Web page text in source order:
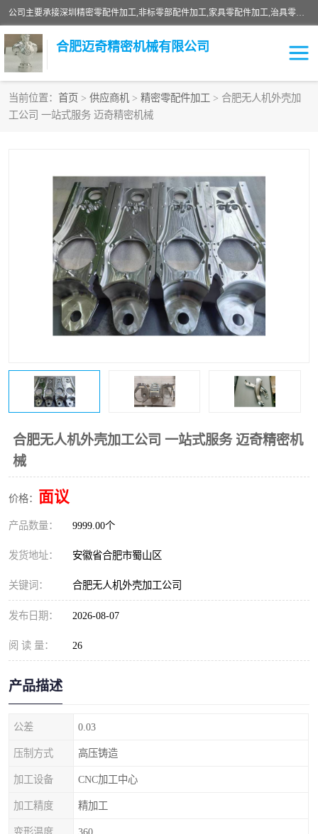
公司主要承接深圳精密零配件加工,非标零部配件加工,家具零配件加工,治具零配件加工,安徽精密零配件加工等各种各种精密机械加工，欢迎来来电咨询！
合肥迈奇精密机械有限公司
当前位置： 首页 > 供应商机 > 精密零配件加工 > 合肥无人机外壳加
工公司 一站式服务 迈奇精密机械
合肥无人机外壳加工公司 一站式服务 迈奇精密机
械
价格： 面议
产品数量： 9999.00个
发货地址： 安徽省合肥市蜀山区
关键词： 合肥无人机外壳加工公司
发布日期： 2026-08-07
阅 读 量： 26
产品描述
公差 0.03
压制方式 高压铸造
加工设备 CNC加工中心
加工精度 精加工
铣床加工
家具零配件加工 数控精密机加工
零部件机加工 机床零件加工
CNC加工 数控机床加工
不锈钢加工